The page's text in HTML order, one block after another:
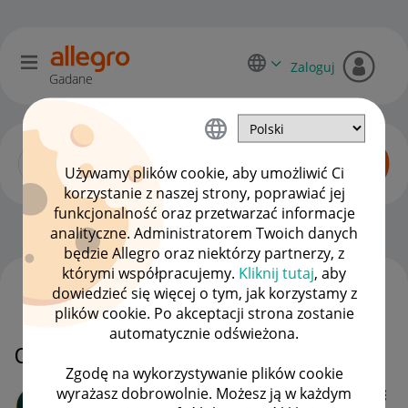
Używamy plików cookie, aby umożliwić Ci
korzystanie z naszej strony, poprawiać jej
funkcjonalność oraz przetwarzać informacje
analityczne. Administratorem Twoich danych
będzie Allegro oraz niektórzy partnerzy, z
którymi współpracujemy. Kliknij tutaj, aby
dowiedzieć się więcej o tym, jak korzystamy z
plików cookie. Po akceptacji strona zostanie
automatycznie odświeżona.
Zgodę na wykorzystywanie plików cookie
wyrażasz dobrowolnie. Możesz ją w każdym
Gadane
Zaloguj
Początkujący sprzedawcy OPCJE
Oszustwo ?
Client:103668542
WSZYSTKIE TEMATY